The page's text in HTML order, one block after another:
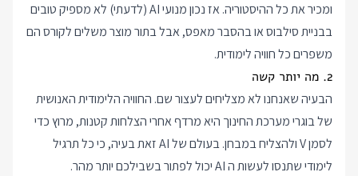
ומכיר את כל ההיסטוריה. אז נכון מנועי AI (לדעתי) לא מספיק טובים
בבניית סילבוס או בהסבר מאפס, אבל בתור מוצר משלים לקורס הם
משפרים כל חוויה לימודית.
2. מה יותר קשה
הבעיה שאנחנו לא מצליחים לעצור שם. החוויה הלימודית האנושית
של בוגרי מערכת החינוך היא מרדף אחרי הצלחות קטנות, מרוץ כדי
לסמן V ולהצליח במבחן. בעולם של AI זאת בעיה, כי כל תרגיל
לימודי שתנסו לעשות ה AI יכול לפתור בשבילכם יותר מהר.